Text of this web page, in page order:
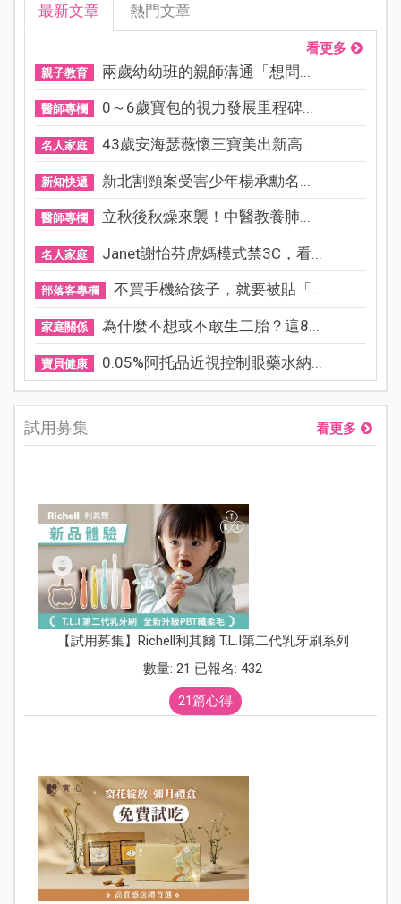
最新文章 熱門文章
看更多
親子教育 兩歲幼幼班的親師溝通「想問...
醫師專欄 0～6歲寶包的視力發展里程碑...
名人家庭 43歲安海瑟薇懷三寶美出新高...
新知快遞 新北割頸案受害少年楊承勳名...
醫師專欄 立秋後秋燥來襲！中醫教養肺...
名人家庭 Janet謝怡芬虎媽模式禁3C，看...
部落客專欄 不買手機給孩子，就要被貼「...
家庭關係 為什麼不想或不敢生二胎？這8...
寶貝健康 0.05%阿托品近視控制眼藥水納...
試用募集 看更多
【試用募集】Richell利其爾 T.L.I第二代乳牙刷系列
數量: 21 已報名: 432
21篇心得